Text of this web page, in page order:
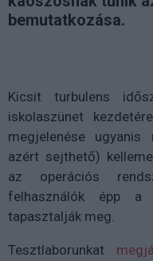
bemutatkozása.
Kicsit turbulens
iskolaszünet
megjelenése
azért sejthető)
az operációs
felhasználók épp a
tapasztalják meg.
Tesztlaborunkat